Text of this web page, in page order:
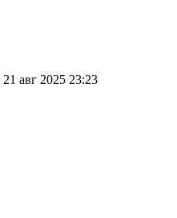
21 авг 2025 23:23